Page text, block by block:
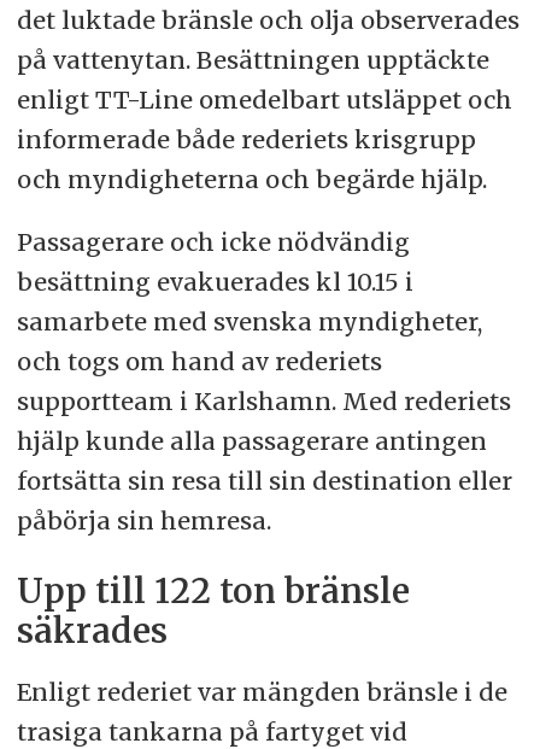
det luktade bränsle och olja observerades
på vattenytan. Besättningen upptäckte
enligt TT-Line omedelbart utsläppet och
informerade både rederiets krisgrupp
och myndigheterna och begärde hjälp.
Passagerare och icke nödvändig
besättning evakuerades kl 10.15 i
samarbete med svenska myndigheter,
och togs om hand av rederiets
supportteam i Karlshamn. Med rederiets
hjälp kunde alla passagerare antingen
fortsätta sin resa till sin destination eller
påbörja sin hemresa.
Upp till 122 ton bränsle
säkrades
Enligt rederiet var mängden bränsle i de
trasiga tankarna på fartyget vid